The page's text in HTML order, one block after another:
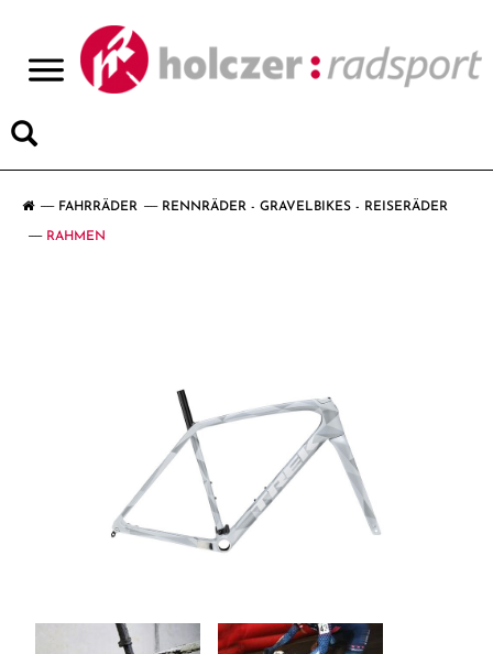
FAHRRÄDER RENNRÄDER - GRAVELBIKES - REISERÄDER
RAHMEN